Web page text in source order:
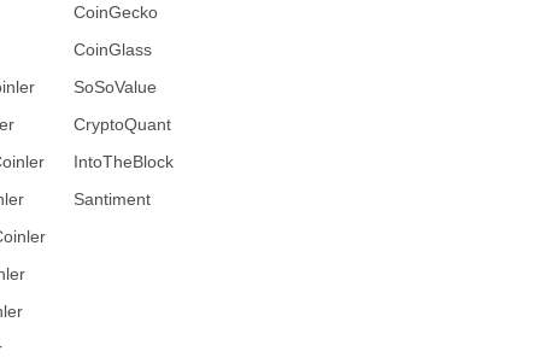
CoinGecko
CoinGlass
SoSoValue
CryptoQuant
IntoTheBlock
Santiment